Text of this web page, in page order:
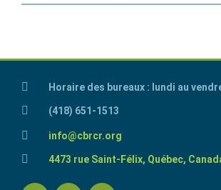
Horaire des bureaux : lundi au
(418) 651-1513
info@cbrcr.org
4473 rue Saint-Félix, Québec,